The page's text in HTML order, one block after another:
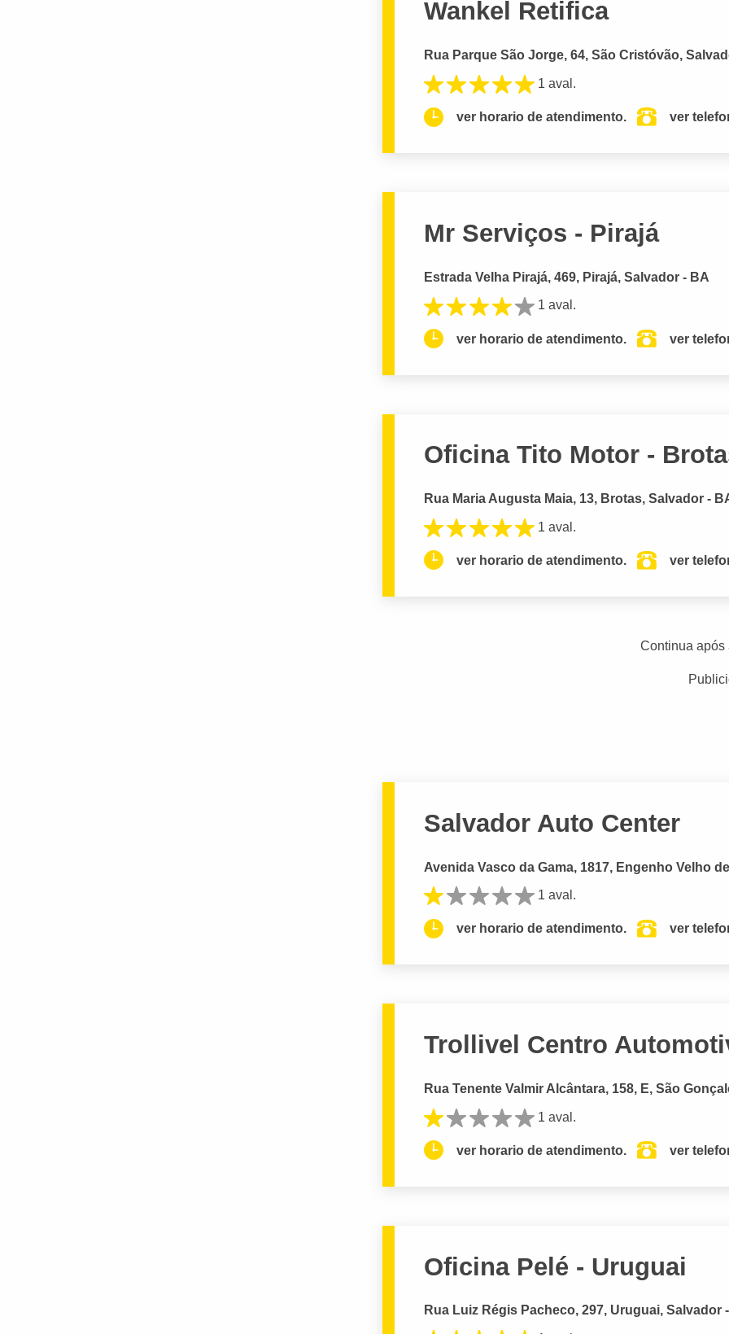
Wankel Retifica
Rua Parque São Jorge, 64, São Cristóvão,
1 aval.
ver horario de atendimento. ver
Mr Serviços - Pirajá
Estrada Velha Pirajá, 469, Pirajá, Salvador - BA
1 aval.
ver horario de atendimento. ver
Oficina Tito Motor -
Rua Maria Augusta Maia, 13, Brotas, Salvador -
1 aval.
ver horario de atendimento. ver
Continua após
Salvador Auto Center
Avenida Vasco da Gama, 1817, Engenho Velho
1 aval.
ver horario de atendimento. ver
Trollivel Centro
Rua Tenente Valmir Alcântara, 158, E, São
1 aval.
ver horario de atendimento. ver
Oficina Pelé - Uruguai
Rua Luiz Régis Pacheco, 297, Uruguai, Salvador